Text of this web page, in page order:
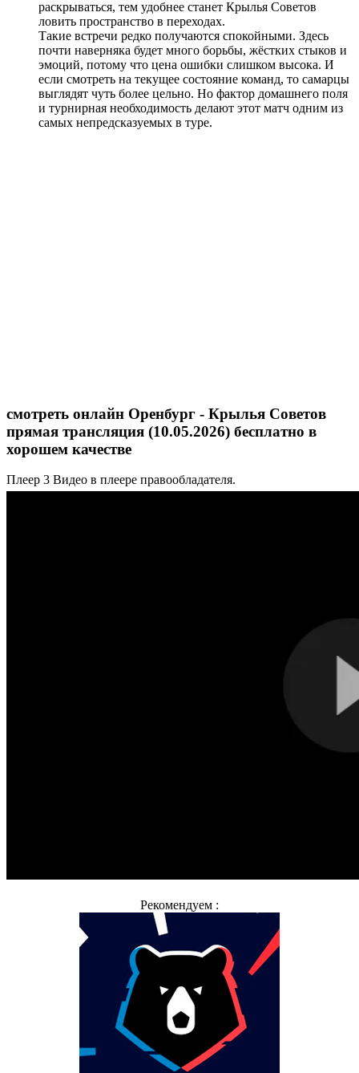
раскрываться, тем удобнее станет Крылья Советов
ловить пространство в переходах.
Такие встречи редко получаются спокойными. Здесь
почти наверняка будет много борьбы, жёстких стыков и
эмоций, потому что цена ошибки слишком высока. И
если смотреть на текущее состояние команд, то самарцы
выглядят чуть более цельно. Но фактор домашнего поля
и турнирная необходимость делают этот матч одним из
самых непредсказуемых в туре.
смотреть онлайн Оренбург - Крылья Советов
прямая трансляция (10.05.2026) бесплатно в
хорошем качестве
Плеер 3 Видео в плеере правообладателя.
Рекомендуем :